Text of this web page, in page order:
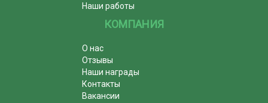
Наши работы
КОМПАНИЯ
О нас
Отзывы
Наши награды
Контакты
Вакансии